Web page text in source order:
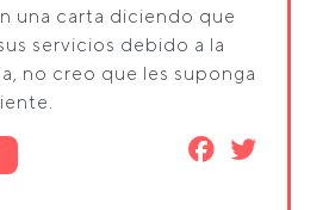
una carta diciendo que
servicios debido a la
no creo que les suponga